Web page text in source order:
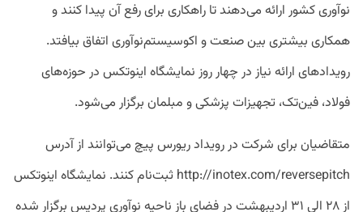
نوآوری کشور ارائه می‌دهند تا راهکاری برای رفع آن پیدا کنند و
همکاری بیشتری بین صنعت و اکوسیستم‌نوآوری اتفاق بیافتد.
رویدادهای ارائه نیاز در چهار روز نمایشگاه اینوتکس در حوزه‌های
فولاد، فین‌تک، تجهیزات پزشکی و مبلمان برگزار می‌شود.
متقاضیان برای شرکت در رویداد ریورس پیچ می‌توانند از آدرس
http://inotex.com/reversepitch ثبت‌نام کنند. نمایشگاه اینوتکس
از ۲۸ الی ۳۱ اردیبهشت در فضای باز ناحیه نوآوری پردیس برگزار شده